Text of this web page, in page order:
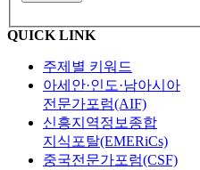
QUICK LINK
주제별 키워드
아세안·인도·남아시아
전문가포럼(AIF)
신흥지역정보종합
지식포탈(EMERiCs)
중국전문가포럼(CSF)